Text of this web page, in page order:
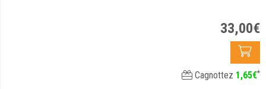
33,00€
Cagnottez 1,65€*